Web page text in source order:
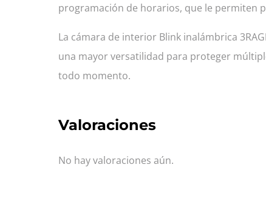
programación de horarios, que le permiten
La cámara de interior Blink inalámbrica
una mayor versatilidad para proteger
todo momento.
Valoraciones
No hay valoraciones aún.